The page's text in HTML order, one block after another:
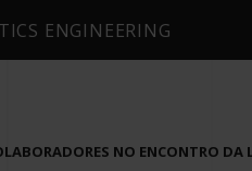
ENGINEERING
NO ENCONTRO DA